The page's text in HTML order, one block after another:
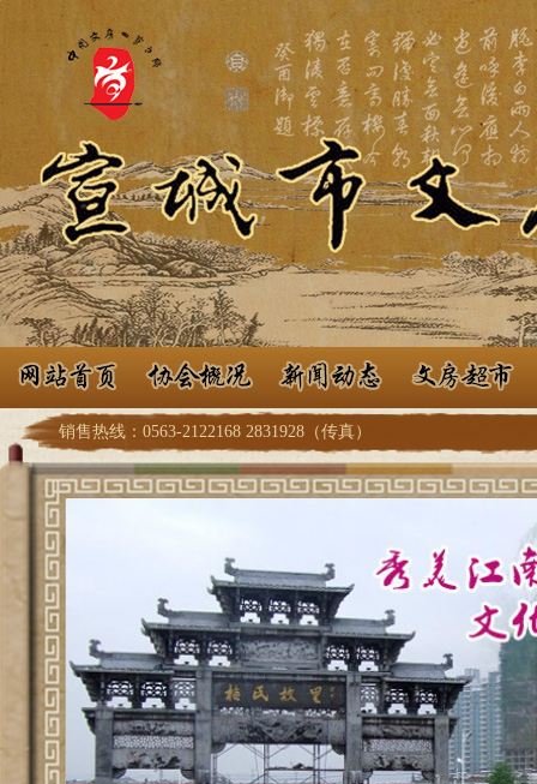
销售热线：0563-2122168 2831928（传真）